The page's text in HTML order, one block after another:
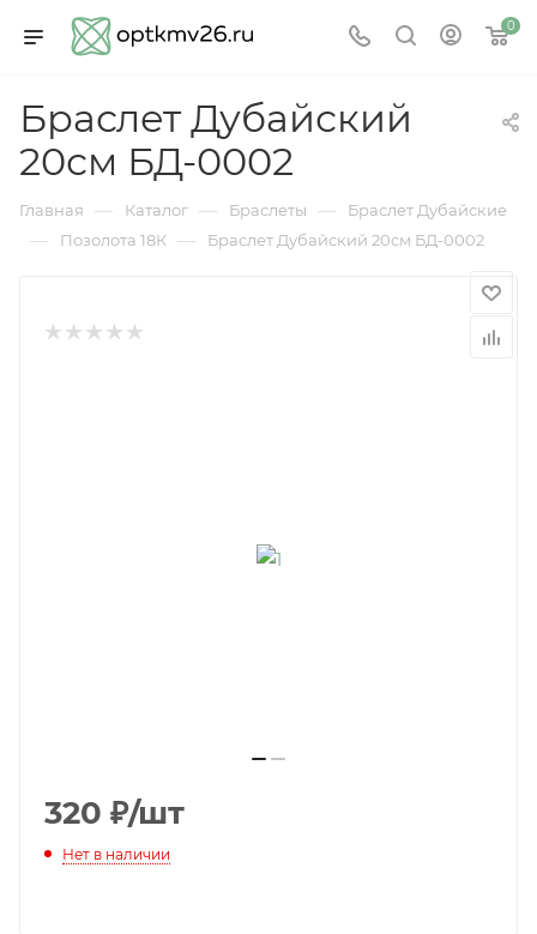
0
Браслет Дубайский
20см БД-0002
Главная — Каталог — Браслеты — Браслет Дубайские
— Позолота 18К — Браслет Дубайский 20см БД-0002
320 ₽/шт
Нет в наличии